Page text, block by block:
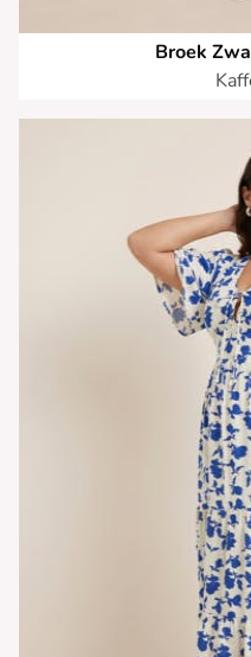
Broek